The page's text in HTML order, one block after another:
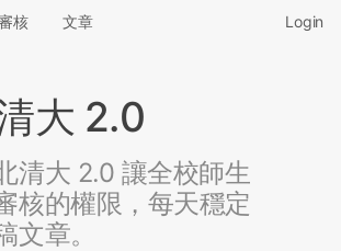
核 文章 Login
大 2.0
清大 2.0 讓全校師生
核的權限，每天穩定
文章。